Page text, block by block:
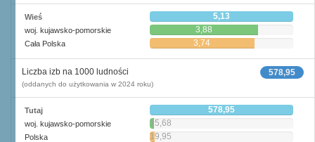
Wieś 5,13
woj. kujawsko-pomorskie 3,88
Cała Polska 3,74
578,95
Liczba izb na 1000 ludności
(oddanych do użytkowania w 2024 roku)
Tutaj 578,95
woj. kujawsko-pomorskie 15,68
Polska 19,95